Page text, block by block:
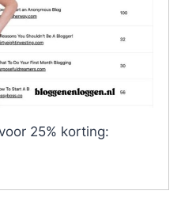
25% korting: